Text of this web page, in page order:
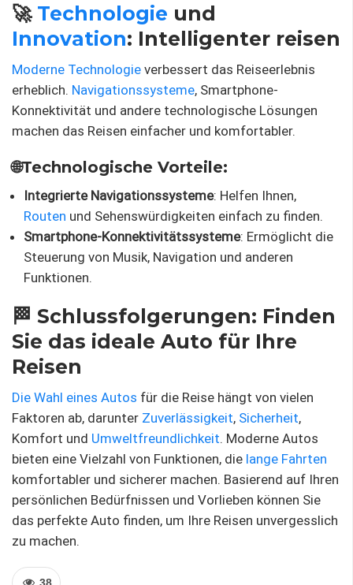
🚀 Technologie und
Innovation: Intelligenter reisen
Moderne Technologie verbessert das Reiseerlebnis
erheblich. Navigationssysteme, Smartphone-
Konnektivität und andere technologische Lösungen
machen das Reisen einfacher und komfortabler.
🌐Technologische Vorteile:
Integrierte Navigationssysteme: Helfen Ihnen,
Routen und Sehenswürdigkeiten einfach zu finden.
Smartphone-Konnektivitätssysteme: Ermöglicht die
Steuerung von Musik, Navigation und anderen
Funktionen.
🏁 Schlussfolgerungen: Finden
Sie das ideale Auto für Ihre
Reisen
Die Wahl eines Autos für die Reise hängt von vielen
Faktoren ab, darunter Zuverlässigkeit, Sicherheit,
Komfort und Umweltfreundlichkeit. Moderne Autos
bieten eine Vielzahl von Funktionen, die lange Fahrten
komfortabler und sicherer machen. Basierend auf Ihren
persönlichen Bedürfnissen und Vorlieben können Sie
das perfekte Auto finden, um Ihre Reisen unvergesslich
zu machen.
38